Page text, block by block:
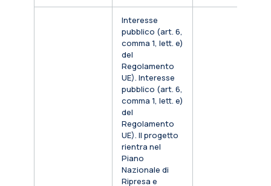
Interesse
pubblico (art. 6,
comma 1, lett. e)
del
Regolamento
UE). Interesse
pubblico (art. 6,
comma 1, lett. e)
del
Regolamento
UE). Il progetto
rientra nel
Piano
Nazionale di
Ripresa e